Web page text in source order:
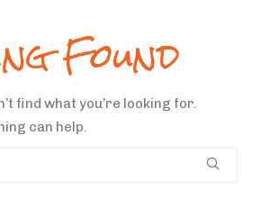
Found
find what you’re looking for.
can help.